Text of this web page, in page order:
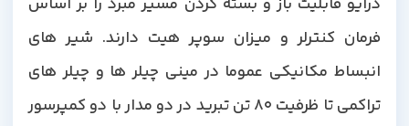
فرمان کنترلر و میزان سوپر هیت دارند. شیر های
انبساط مکانیکی عموما در مینی چیلر ها و چیلر های
تراکمی تا ظرفیت 80 تن تبرید در دو مدار با دو کمپرسور